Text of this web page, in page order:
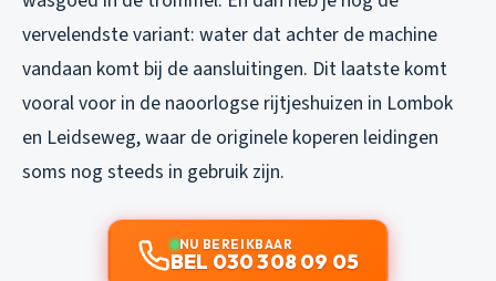
vervelendste variant: water dat achter de machine
vandaan komt bij de aansluitingen. Dit laatste komt
vooral voor in de naoorlogse rijtjeshuizen in Lombok
en Leidseweg, waar de originele koperen leidingen
soms nog steeds in gebruik zijn.
NU BEREIKBAAR
BEL 030 308 09 05